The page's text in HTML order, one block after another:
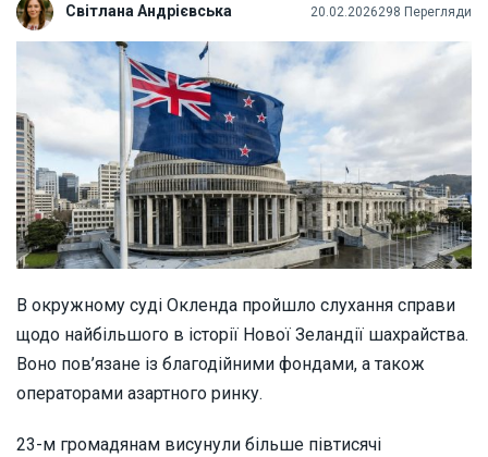
Світлана Андрієвська 20.02.2026298 Перегляди
В окружному суді Окленда пройшло слухання справи
щодо найбільшого в історії Нової Зеландії шахрайства.
Воно пов’язане із благодійними фондами, а також
операторами азартного ринку.
23-м громадянам висунули більше півтисячі